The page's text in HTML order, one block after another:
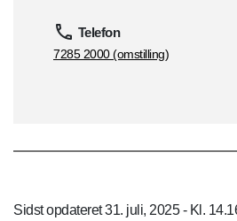
Telefon
7285 2000 (omstilling)
Sidst opdateret 31. juli, 2025 - Kl.